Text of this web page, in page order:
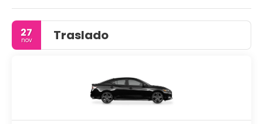
como conexión a Internet wifi gratis o servicios de
conserjería.
Te sentirás como en tu propia casa en cualquiera de las
tuyos. Además, podrás disfrutar de canales por cable. El
baño privado con bañera o ducha está provisto de
artículos de higiene personal gratuitos y secadores de
27
nov Traslado